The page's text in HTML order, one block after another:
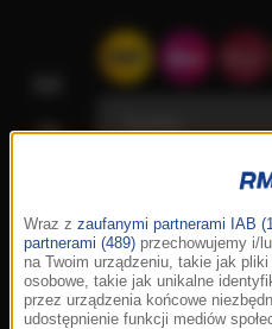
Wraz z zaufanymi partnerami IAB
partnerami (489) przechowujemy i/
na Twoim urządzeniu, takie jak
osobowe, takie jak unikalne
przez urządzenia końcowe
udostępnienie funkcji mediów